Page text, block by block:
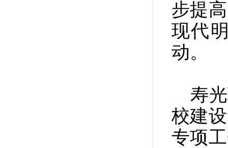
步提
现代
动。
寿
校建
专项